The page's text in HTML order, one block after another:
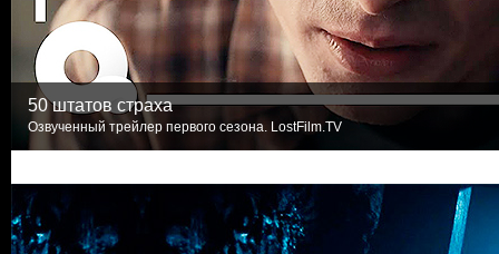
50 штатов страха
Озвученный трейлер первого сезона. LostFilm.TV